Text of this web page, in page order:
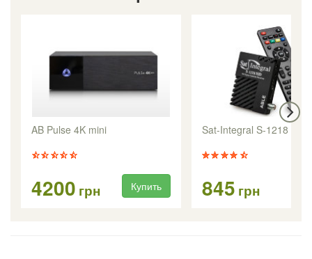
AB Pulse 4K mini
4200 грн Купить
Sat-Integral S-1218 HD
845 грн